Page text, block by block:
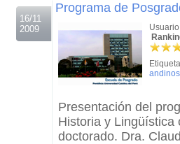
16/11
2009
Programa de
andinos
Presentación del
Historia y Lingüística
doctorado. Dra.